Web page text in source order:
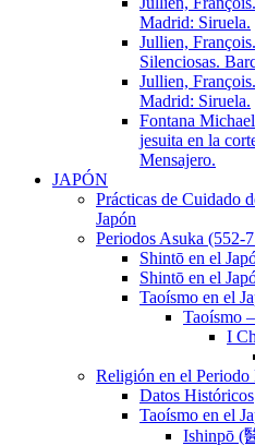
Madrid: Siruela.
Jullien,
Silenciosas.
Jullien,
Madrid: Siruela.
Fontana
jesuita en la
Mensajero.
JAPÓN
Prácticas de Cuidado
Japón
Periodos Asuka (552-
Shintō en el
Shintō en el
Taoísmo en el
Taoísmo
I
Religión en el
Datos Históricos
Taoísmo en el
Ishinpō (